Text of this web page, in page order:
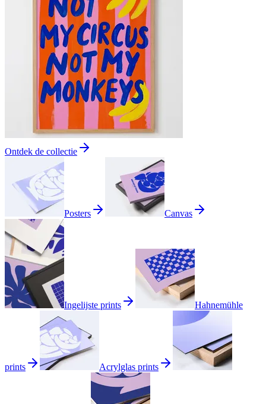
Ontdek de collectie
Posters Canvas
Ingelijste prints Hahnemühle
prints Acrylglas prints